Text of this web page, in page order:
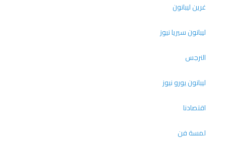
غرين ليبانون
ليبانون سيريا نيوز
النرجس
ليبانون يورو نيوز
اقتصادنا
لمسة فن